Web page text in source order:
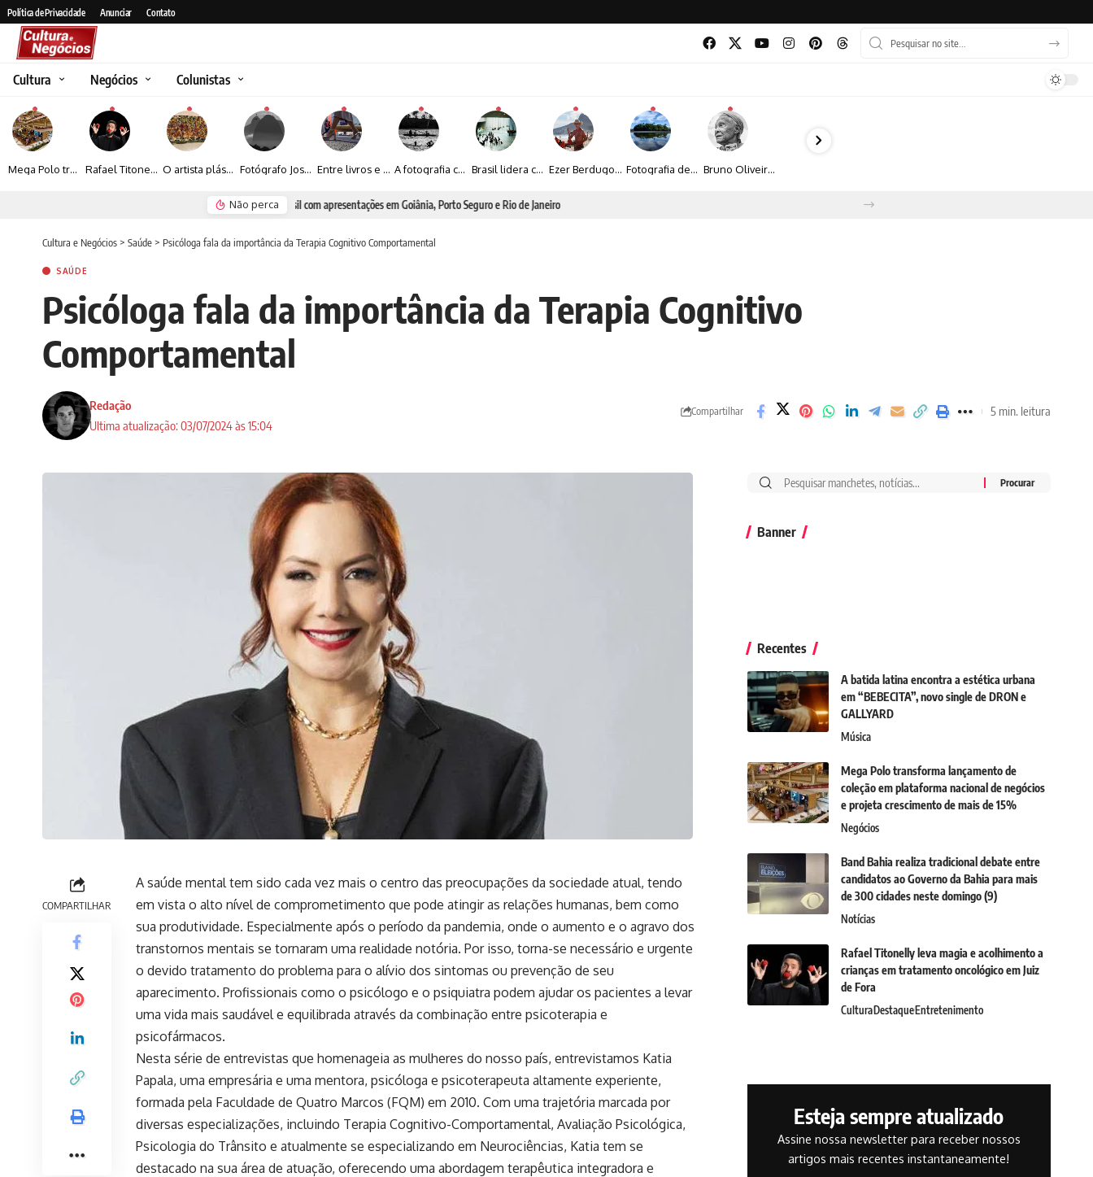
Política de Privacidade Anunciar Contato
Cultura Negócios Colunistas
Mega Polo transforma lançamento de coleção em plataforma nacional de negócios e projeta crescimento de mais de 15% Rafael Titonelly leva magia e acolhimento a crianças em tratamento oncológico em Juiz de Fora O artista plástico Jorge Luiz transforma sustentabilidade e criatividade em arte contemporânea Fotógrafo José Roberto apresenta um olhar sensível sobre arquitetura, formas e luz na fotografia Entre livros e fotografia autoral, Sebastião Reis consolida uma trajetória marcada pelo olhar artístico A fotografia contemporânea de Cynthia Feyh Jappur entre luz, movimento e arte Brasil lidera crescimento entre os 15 maiores mercados globais de viagens corporativas Ezer Berdugo transforma experiências multiculturais e memórias em narrativas visuais por meio da fotografia Fotografia de Fátima Carlini transforma paisagens naturais em experiências de contemplação Bruno Oliveira retrata o cotidiano urbano por meio da fotografia em preto e branco
Não perca Renato Seerig e a poesia da natureza iluminada pela lua
Cultura e Negócios > Saúde > Psicóloga fala da importância da Terapia Cognitivo Comportamental
SAÚDE
Psicóloga fala da importância da Terapia Cognitivo
Comportamental
Ultima atualização: 03/07/2024 às 15:04
Redação Compartilhar 5 min. leitura
COMPARTILHAR
A saúde mental tem sido cada vez mais o centro das preocupações da sociedade atual, tendo
em vista o alto nível de comprometimento que pode atingir as relações humanas, bem como
sua produtividade. Especialmente após o período da pandemia, onde o aumento e o agravo dos
transtornos mentais se tornaram uma realidade notória. Por isso, torna-se necessário e urgente
o devido tratamento do problema para o alívio dos sintomas ou prevenção de seu
aparecimento. Profissionais como o psicólogo e o psiquiatra podem ajudar os pacientes a levar
uma vida mais saudável e equilibrada através da combinação entre psicoterapia e
psicofármacos.
Nesta série de entrevistas que homenageia as mulheres do nosso país, entrevistamos Katia
Papala, uma empresária e uma mentora, psicóloga e psicoterapeuta altamente experiente,
formada pela Faculdade de Quatro Marcos (FQM) em 2010. Com uma trajetória marcada por
diversas especializações, incluindo Terapia Cognitivo-Comportamental, Avaliação Psicológica,
Psicologia do Trânsito e atualmente se especializando em Neurociências, Katia tem se
destacado na sua área de atuação, oferecendo uma abordagem terapêutica integradora e
Banner
Recentes
A batida latina encontra a estética urbana
em “BEBECITA”, novo single de DRON e
GALLYARD
Música
Mega Polo transforma lançamento de
coleção em plataforma nacional de negócios
e projeta crescimento de mais de 15%
Negócios
Band Bahia realiza tradicional debate entre
candidatos ao Governo da Bahia para mais
de 300 cidades neste domingo (9)
Notícias
Rafael Titonelly leva magia e acolhimento a
crianças em tratamento oncológico em Juiz
de Fora
CulturaDestaqueEntretenimento
Esteja sempre atualizado
Assine nossa newsletter para receber nossos
artigos mais recentes instantaneamente!